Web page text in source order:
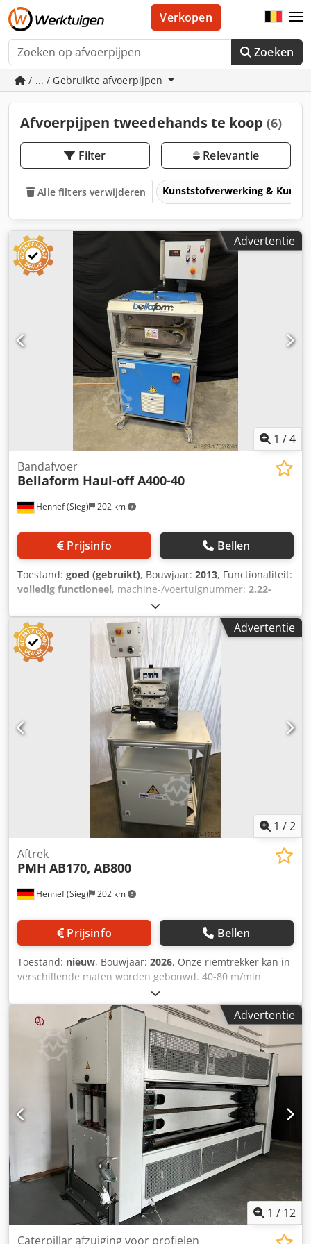
Zoeken
Verkopen
/ ... / Gebruikte afvoerpijpen
Afvoerpijpen tweedehands te koop (6)
Filter Relevantie
Alle filters verwijderen Kunststofverwerking &
Advertentie
1 /4
Hennef (Sieg) 202 km
Bandafvoer
Bellaform Haul-off A400-40
Prijsinfo Bellen
Toestand: goed (gebruikt), Bouwjaar: 2013, Functionaliteit:
volledig functioneel, machine-/voertuignummer: 2.22-
, Gebruikte bandafname van fabrikant
Bellaform/Pütz TYPE: A400-40 Bouwjaar: 2013
Contactlengte: 400 mm Bandbreedte: 40 mm Snelheid: 386
m/min Cjdpfx Asuixhzspnerf Volledig functioneel
Advertentie
1 /2
Hennef (Sieg) 202 km
Aftrek
PMH AB170, AB800
Prijsinfo Bellen
Toestand: nieuw, Bouwjaar: 2026, Onze riemtrekker kan in
verschillende maten worden gebouwd. 40-80 m/min
Contactlengte 170 mm tot 800 mm Crodpfshd Ndxjx Apnof
GEMAAKT in DUITSLAND
Advertentie
1 / 12
Caterpillar afzuiging voor profielen